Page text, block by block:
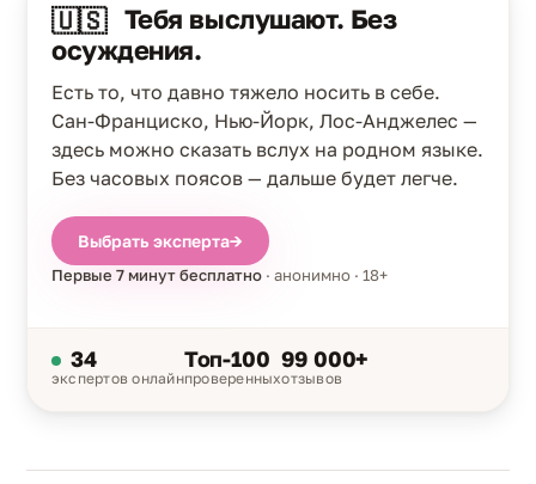
🇺🇸 Тебя выслушают. Без
осуждения.
Есть то, что давно тяжело носить в себе.
Сан-Франциско, Нью-Йорк, Лос-Анджелес —
здесь можно сказать вслух на родном языке.
Без часовых поясов — дальше будет легче.
Выбрать эксперта→
Первые 7 минут бесплатно · анонимно · 18+
34
экспертов онлайн
Топ-100
проверенных
99 000+
отзывов